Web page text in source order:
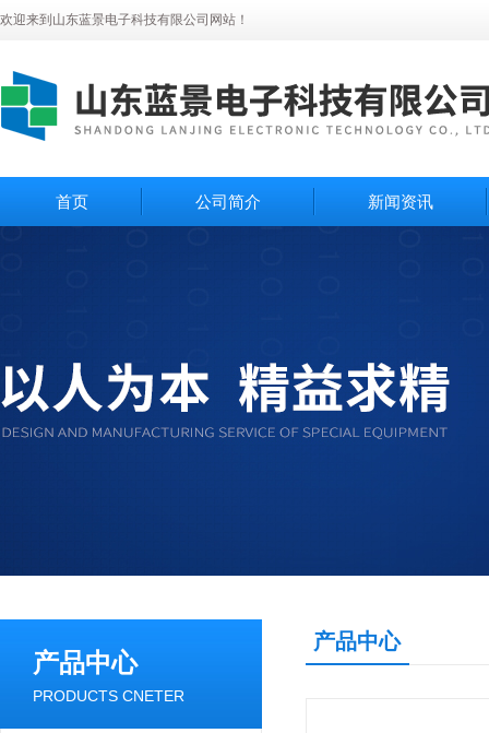
欢迎来到山东蓝景电子科技有限公司网站！
首页 公司简介 新闻资讯
产品中心
PRODUCTS CNETER
产品中心